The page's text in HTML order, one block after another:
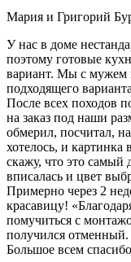
Мария и Григорий
У нас в доме
поэтому готовые
вариант. Мы с мужем
подходящего
После всех походов
на заказ под наши
обмерил, посчитал,
хотелось, и картинка
скажу, что это самый
вписалась и цвет
Примерно через 2
красавицу!
помучиться с
получился отменный.
Большое всем